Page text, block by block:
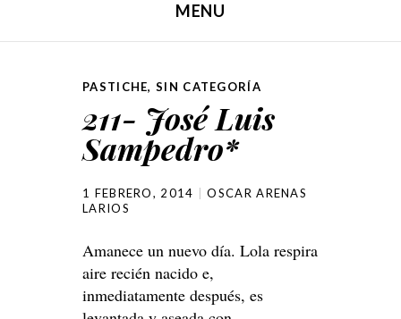
MENU
PASTICHE,SIN CATEGORÍA
211- José Luis
Sampedro*
1 FEBRERO, 2014
OSCAR ARENAS
LARIOS
Amanece un nuevo día. Lola respira
aire recién nacido e,
inmediatamente después, es